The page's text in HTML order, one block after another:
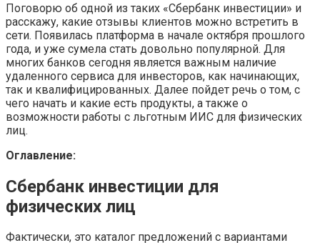
Поговорю об одной из таких «Сбербанк инвестиции» и
расскажу, какие отзывы клиентов можно встретить в
сети. Появилась платформа в начале октября прошлого
года, и уже сумела стать довольно популярной. Для
многих банков сегодня является важным наличие
удаленного сервиса для инвесторов, как начинающих,
так и квалифицированных. Далее пойдет речь о том, с
чего начать и какие есть продукты, а также о
возможности работы с льготным ИИС для физических
лиц.
Оглавление:
Сбербанк инвестиции для
физических лиц
Фактически, это каталог предложений с вариантами